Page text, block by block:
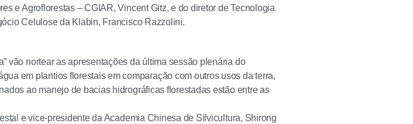
e Agroflorestas – CGIAR, Vincent Gitz, e do diretor de Tecnologia
Celulose da Klabin, Francisco Razzolini.
vão nortear as apresentações da última sessão plenária do
em plantios florestais em comparação com outros usos da terra,
ao manejo de bacias hidrográficas florestadas estão entre as
e vice-presidente da Academia Chinesa de Silvicultura, Shirong